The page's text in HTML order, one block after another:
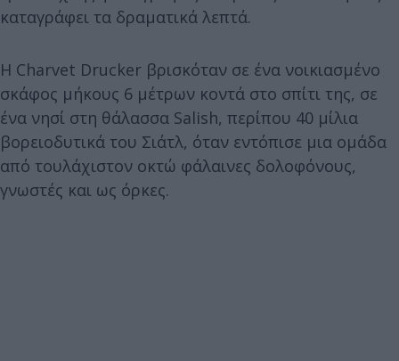
καταγράφει τα δραματικά λεπτά.
Η Charvet Drucker βρισκόταν σε ένα νοικιασμένο
σκάφος μήκους 6 μέτρων κοντά στο σπίτι της, σε
ένα νησί στη θάλασσα Salish, περίπου 40 μίλια
βορειοδυτικά του Σιάτλ, όταν εντόπισε μια ομάδα
από τουλάχιστον οκτώ φάλαινες δολοφόνους,
γνωστές και ως όρκες.